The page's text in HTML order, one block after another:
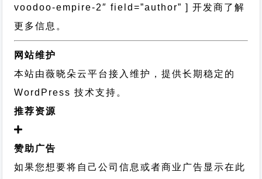
voodoo-empire-2″ field=”author” ] 开发商了解
更多信息。
网站维护
本站由薇晓朵云平台接入维护，提供长期稳定的
WordPress 技术支持 。
推荐资源
赞助广告
如果您想要将自己公司信息或者商业广告显示在此